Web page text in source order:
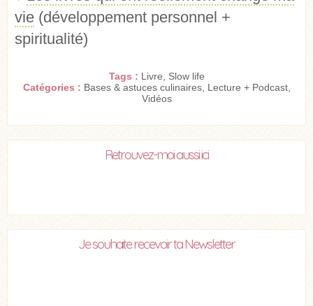
vie (développement personnel +
spiritualité)
Tags : Livre
Slow life
Catégories : Bases & astuces culinaires, Lecture + Podcast,
Vidéos
Retrouvez-moi aussi ici
Je souhaite recevoir ta Newsletter